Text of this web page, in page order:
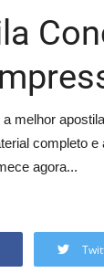
melhor
completo
agora...